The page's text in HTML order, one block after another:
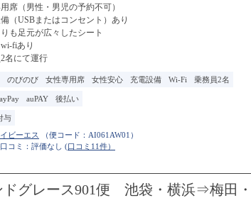
（便コード： AI061AW01 ）
コミ：評価なし (口コミ11件）
のびのび 女性専用席 女性安心 充電設備 Wi-Fi 乗務員2名
席（男性・男児の予約不可）
（USBまたはコンセント）あり
も足元が広々したシート
fiあり
名にて運行
auPAY 後払い
与
ドグレース901便 池袋・横浜⇒梅田